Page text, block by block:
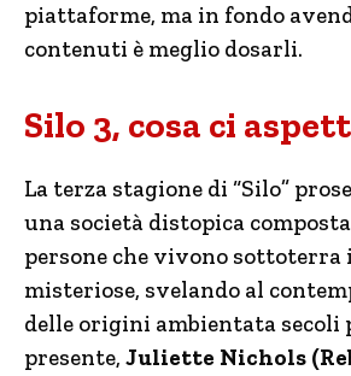
piattaforme, ma in fondo
contenuti è meglio dosarli.
Silo 3, cosa ci
La terza stagione di “Silo”
una società distopica
persone che vivono sottoterra
misteriose, svelando al
delle origini ambientata secoli
presente, Juliette Nichols